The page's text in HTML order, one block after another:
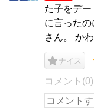
た子をデ
に言った
さん。 か
ナイス
コメント(0)